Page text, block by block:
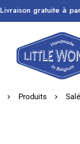
Livraison gratuite à
Produits Salé